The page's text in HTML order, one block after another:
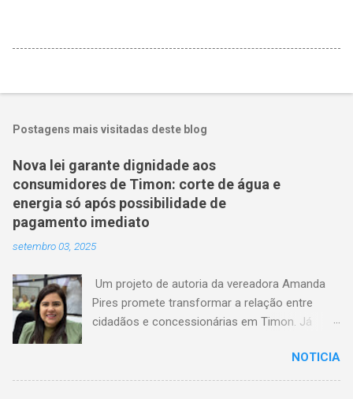
Postagens mais visitadas deste blog
Nova lei garante dignidade aos
consumidores de Timon: corte de água e
energia só após possibilidade de
pagamento imediato
setembro 03, 2025
Um projeto de autoria da vereadora Amanda
Pires promete transformar a relação entre
cidadãos e concessionárias em Timon. Já
estabelece que consumidores terão o direito
de quitar seus débitos de água e energia
NOTICIA